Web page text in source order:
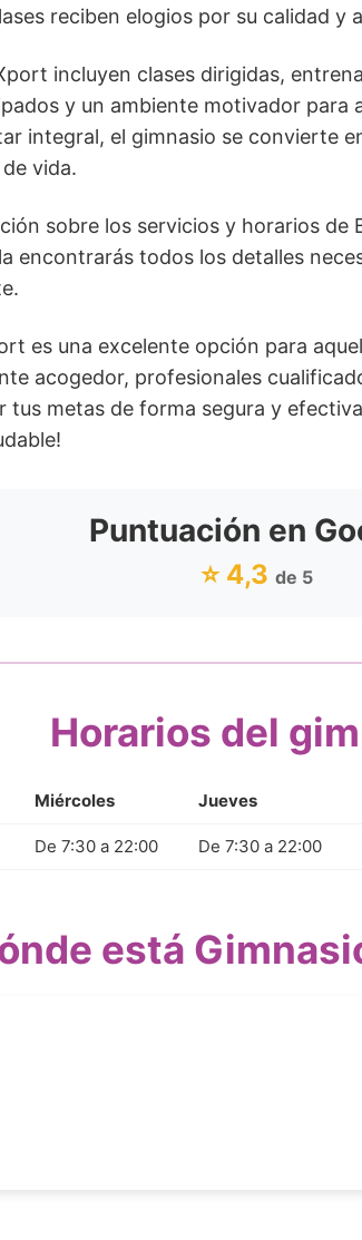
reciben elogios por su calidad y
incluyen clases dirigidas,
y un ambiente motivador para
integral, el gimnasio se convierte
vida.
sobre los servicios y horarios
encontrarás todos los detalles
es una excelente opción para
acogedor, profesionales
metas de forma segura y
Puntuación en
⭐ 4,3 de 5
Horarios del
Miércoles Jueves
De 7:30 a 22:00 De 7:30 a 22:00
está